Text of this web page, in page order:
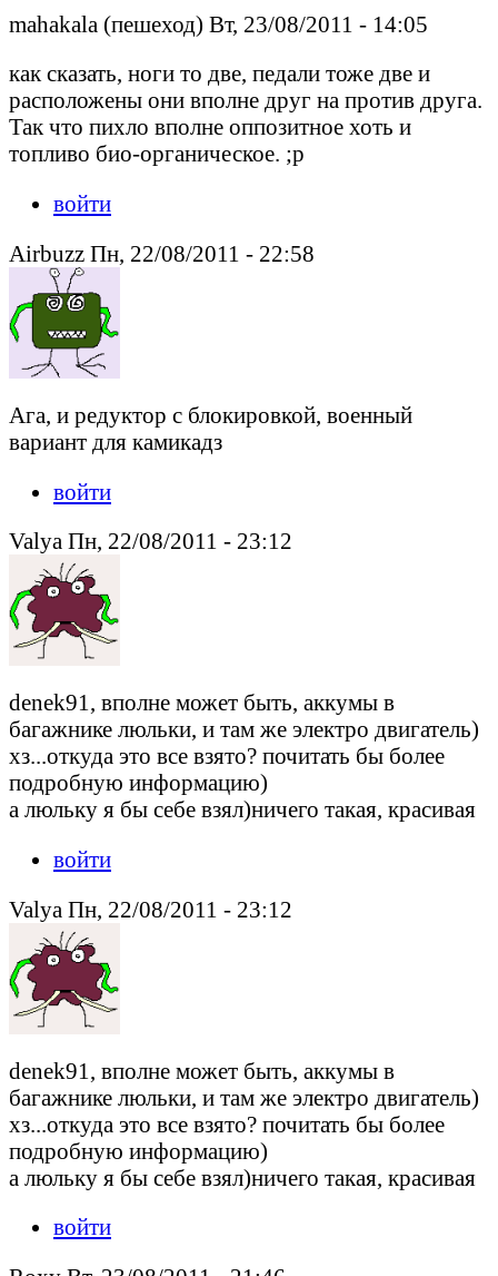
mahakala (пешеход) Вт, 23/08/2011 - 14:05
как сказать, ноги то две, педали тоже две и
расположены они вполне друг на против друга.
Так что пихло вполне оппозитное хоть и
топливо био-органическое. ;p
войти
Airbuzz Пн, 22/08/2011 - 22:58
Ага, и редуктор с блокировкой, военный
вариант для камикадз
войти
Valya Пн, 22/08/2011 - 23:12
denek91, вполне может быть, аккумы в
багажнике люльки, и там же электро двигатель)
хз...откуда это все взято? почитать бы более
подробную информацию)
а люльку я бы себе взял)ничего такая, красивая
войти
Valya Пн, 22/08/2011 - 23:12
denek91, вполне может быть, аккумы в
багажнике люльки, и там же электро двигатель)
хз...откуда это все взято? почитать бы более
подробную информацию)
а люльку я бы себе взял)ничего такая, красивая
войти